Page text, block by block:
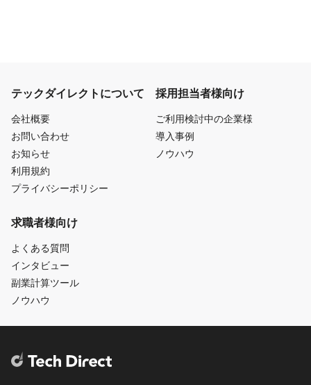
テックダイレクトについて
会社概要
お問い合わせ
お知らせ
利用規約
プライバシーポリシー
採用担当者様向け
ご利用検討中の企業様
導入事例
ノウハウ
求職者様向け
よくある質問
インタビュー
副業計算ツール
ノウハウ